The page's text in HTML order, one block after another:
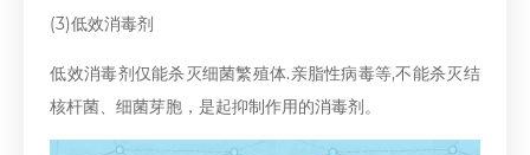
(3)低效消毒剂
低效消毒剂仅能杀灭细菌繁殖体.亲脂性病毒等,不能杀灭结
核杆菌、细菌芽胞，是起抑制作用的消毒剂。